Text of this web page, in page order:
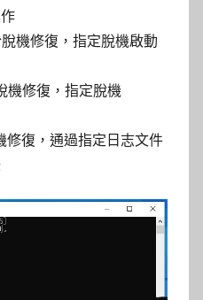
機修復，指定脫機啟動
機修復，指定脫機
修復，通過指定日志文件